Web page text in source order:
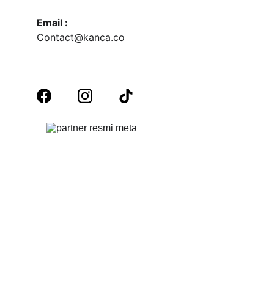
Email :
Contact@kanca.co